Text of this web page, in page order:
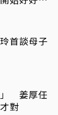
首談母子
」 姜厚任
對